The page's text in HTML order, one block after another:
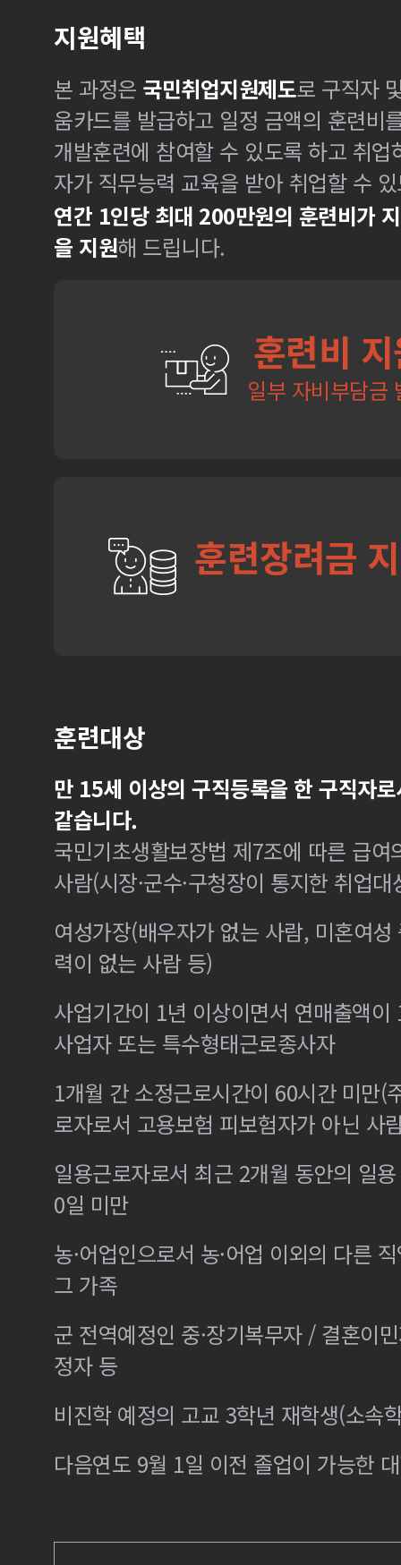
지원혜택
본 과정은 국민취업지원제도로 구직자
움카드를 발급하고 일정 금액의 훈련비
개발훈련에 참여할 수 있도록 하고 취
자가 직무능력 교육을 받아 취업할 수
연간 1인당 최대 200만원의 훈련비가
을 지원해 드립니다.
훈련비
일부 자비부담금
훈련장려금
훈련대상
만 15세 이상의 구직등록을 한 구직자
같습니다.
국민기초생활보장법 제7조에 따른 급
사람(시장·군수·구청장이 통지한 취업
여성가장(배우자가 없는 사람, 미혼여
력이 없는 사람 등)
사업기간이 1년 이상이면서 연매출액
사업자 또는 특수형태근로종사자
1개월 간 소정근로시간이 60시간 미만(
로자로서 고용보험 피보험자가 아닌 사
일용근로자로서 최근 2개월 동안의 일
0일 미만
농·어업인으로서 농·어업 이외의 다른
그 가족
군 전역예정인 중·장기복무자 / 결혼이
정자 등
비진학 예정의 고교 3학년 재학생(소속
다음연도 9월 1일 이전 졸업이 가능한